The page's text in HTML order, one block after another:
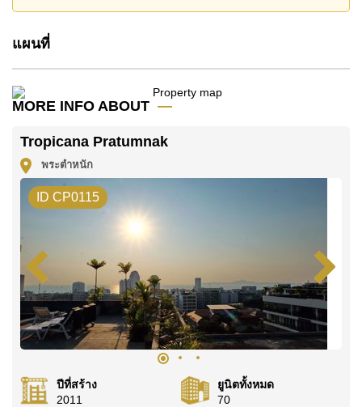
ต่างชาติ โดยมี ค่าโอนคนละครึ่ง
ค้นพบโอกาสในการทำให้ที่อยู่อาศัยนี้เป็นบ้านในฝันของ
คุณ!
ติดต่อ Cornerstone Real Estate โทร +6638411250
หรือ อีเมลinfo@cornerstone.co.th
WhatsApp ของสำนักงาน:
@cornerstonepattaya
แผนที่
MORE INFO ABOUT
Tropicana Pratumnak
พระตำหนัก
ID CP0115
ปีที่สร้าง
2011
ยูนิตทั้งหมด
70